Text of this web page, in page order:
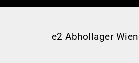
e2 Abhollager